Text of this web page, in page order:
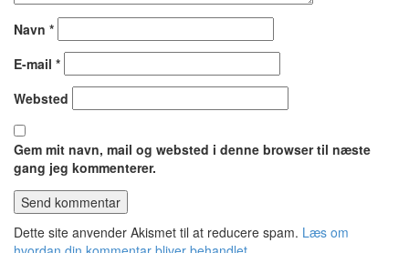
Navn *
E-mail *
Websted
Gem mit navn, mail og websted i denne browser til næste
gang jeg kommenterer.
Dette site anvender Akismet til at reducere spam. Læs om